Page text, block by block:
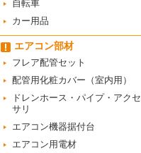
自転車
カー用品
エアコン部材
フレア配管セット
配管用化粧カバー（室内用）
ドレンホース・パイプ・アクセ
サリ
エアコン機器据付台
エアコン用電材